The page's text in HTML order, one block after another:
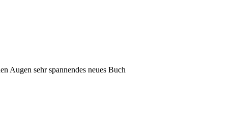
Augen sehr spannendes neues Buch